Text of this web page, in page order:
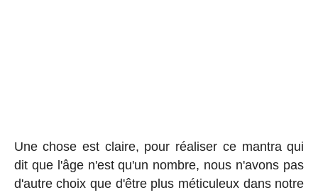
Une chose est claire, pour réaliser ce mantra qui
dit que l'âge n'est qu'un nombre, nous n'avons pas
d'autre choix que d'être plus méticuleux dans notre